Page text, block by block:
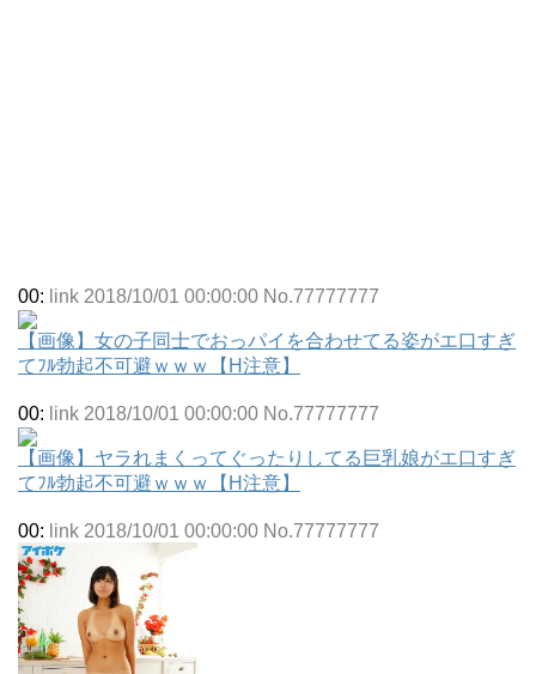
00: link 2018/10/01 00:00:00 No.77777777
【画像】女の子同士でおっパイを合わせてる姿がエ口すぎ
てﾌﾙ勃起不可避ｗｗｗ【H注意】
00: link 2018/10/01 00:00:00 No.77777777
【画像】ヤラれまくってぐったりしてる巨乳娘がエ口すぎ
てﾌﾙ勃起不可避ｗｗｗ【H注意】
00: link 2018/10/01 00:00:00 No.77777777